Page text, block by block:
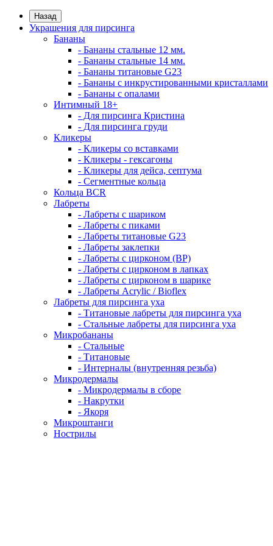
Назад
Украшения для пирсинга
Бананы
- Бананы стальные 12 мм.
- Бананы стальные 14 мм.
- Бананы титановые G23
- Бананы с инкрустированными кристаллами
- Бананы с опалами
Интимный 18+
- Для пирсинга Кристина
- Для пирсинга груди
Кликеры
- Кликеры со вставками
- Кликеры - гексагоны
- Кликеры для дейса, септума
- Сегментные кольца
Кольца BCR
Лабреты
- Лабреты с шариком
- Лабреты с пиками
- Лабреты титановые G23
- Лабреты заклепки
- Лабреты с цирконом (ВР)
- Лабреты с цирконом в лапках
- Лабреты с цирконом в шарике
- Лабреты Acrylic / Bioflex
Лабреты для пирсинга уха
- Титановые лабреты для пирсинга уха
- Стальные лабреты для пирсинга уха
Микробананы
- Стальные
- Титановые
- Интерналы (внутренняя резьба)
Микродермалы
- Микродермалы в сборе
- Накрутки
- Якоря
Микроштанги
Нострилы